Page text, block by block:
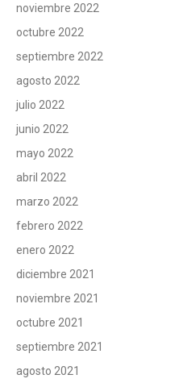
noviembre 2022
octubre 2022
septiembre 2022
agosto 2022
julio 2022
junio 2022
mayo 2022
abril 2022
marzo 2022
febrero 2022
enero 2022
diciembre 2021
noviembre 2021
octubre 2021
septiembre 2021
agosto 2021